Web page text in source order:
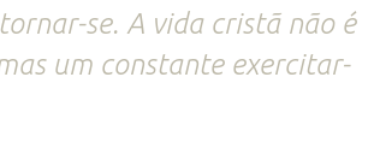
se. A vida cristã não é
um constante exercitar-